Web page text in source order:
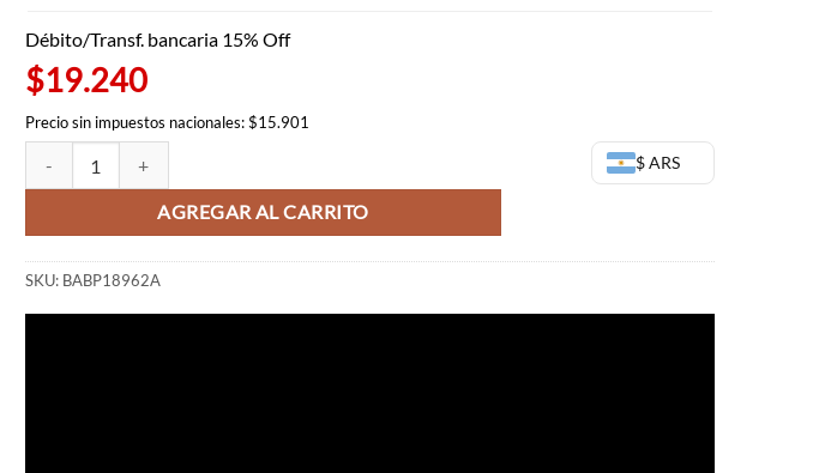
era:
Débito/Transf. bancaria 15% Off
$19.240
Precio sin impuestos nacionales: $15.901
$ ARS
AGREGAR AL CARRITO
SKU: BABP18962A